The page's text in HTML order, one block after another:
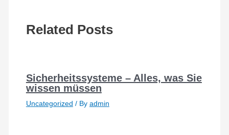
Related Posts
Sicherheitssysteme – Alles, was Sie
wissen müssen
Uncategorized / By admin